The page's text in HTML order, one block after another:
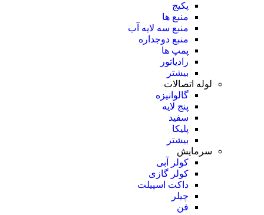
پکیج
منبع ها
منبع سه لایه آب
منبع دوجداره
پمپ ها
رادیاتور
بیشتر
لوله اتصالات
گالوانیزه
پنج لایه
سفید
پلیکا
بیشتر
سرمایش
کولر آبی
کولر گازی
داکت اسپیلت
چیلر
فن